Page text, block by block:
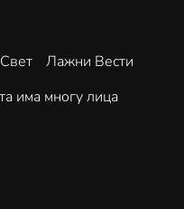
Свет
Лажни Вести
има многу лица